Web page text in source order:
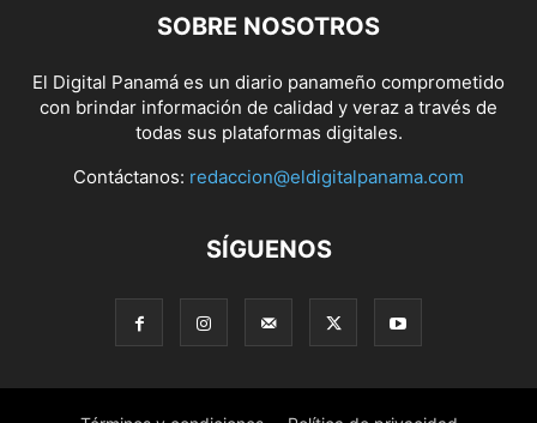
SOBRE NOSOTROS
El Digital Panamá es un diario panameño comprometido
con brindar información de calidad y veraz a través de
todas sus plataformas digitales.
Contáctanos: redaccion@eldigitalpanama.com
SÍGUENOS